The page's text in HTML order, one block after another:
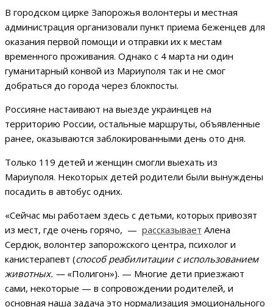
В городском цирке Запорожья волонтеры и местная
администрация организовали пункт приема беженцев для
оказания первой помощи и отправки их к местам
временного проживания. Однако с 4 марта ни один
гуманитарный конвой из Мариуполя так и не смог
добраться до города через блокпосты.
Россияне настаивают на выезде украинцев на
территорию России, остальные маршруты, объявленные
ранее, оказываются заблокированными день ото дня.
Только 119 детей и женщин смогли выехать из
Мариуполя. Некоторых детей родители были вынуждены
посадить в автобус одних.
«Сейчас мы работаем здесь с детьми, которых привозят
из мест, где очень горячо, — рассказывает Алена
Сердюк, волонтер запорожского центра, психолог и
канистерапевт (способ реабилитации с использованием
животных. — «Полигон»). — Многие дети приезжают
сами, некоторые — в сопровождении родителей, и
основная наша задача это нормализация эмоционального